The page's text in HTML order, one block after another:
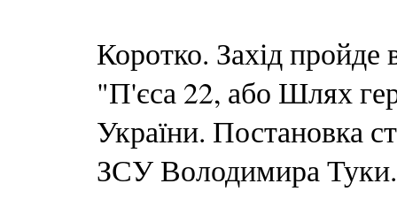
Коротко. Захід
"П'єса 22, або Шлях
України. Постановка
ЗСУ Володимира Туки.